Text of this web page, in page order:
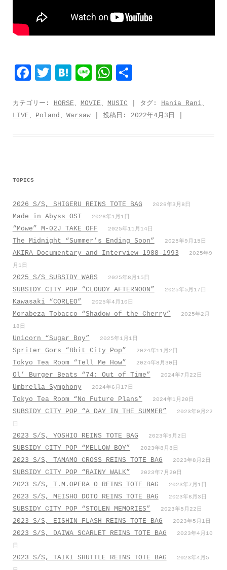
F
c
e
k
T
i
t
H
t
e
L
n
e
W
a
t
共
カテゴリー: HORSE、 MOVIE、 MUSIC | タグ: Hania Rani、
LIVE、 Poland 、 Warsaw| 投稿日: 2022年4月3日
TOPICS
2026 S/S, SHIGERU REINS TOTE BAG 2026年3月8日
Made in Abyss OST 2026年1月1日
“Möwe” M-02J TAKE OFF 2025年11月14日
The Midnight “Summer’s Ending Soon” 2025年9月15日
AKIRA Documentary and Interview 1988-1993
2025年9
月1日
2025 S/S SUBSIDY WARS 2025年8月15日
SUBSIDY CITY POP “CLOUDY AFTERNOON” 2025年5月17日
Kawasaki “CORLEO” 2025年4月10日
Morabeza Tobacco “Shadow of the Cherry”
2025年2月
18日
Unicorn “Sugar Boy” 2025年1月1日
Spriter Gors “8bit City Pop” 2024年11月2日
Tokyo Tea Room “Tell Me How” 2024年8月30日
Ol’ Burger Beats “74: Out of Time” 2024年7月22日
Umbrella Symphony 2024年6月17日
Tokyo Tea Room “No Future Plans” 2024年1月20日
SUBSIDY CITY POP “A DAY IN THE SUMMER”
2023年9月22
日
2023 S/S, YOSHIO REINS TOTE BAG 2023年9月2日
SUBSIDY CITY POP “MELLOW BOY” 2023年8月8日
2023 S/S, TAMAMO CROSS REINS TOTE BAG 2023年8月2日
SUBSIDY CITY POP “RAINY WALK” 2023年7月20日
2023 S/S, T.M.OPERA O REINS TOTE BAG 2023年7月1日
2023 S/S, MEISHO DOTO REINS TOTE BAG 2023年6月3日
SUBSIDY CITY POP “STOLEN MEMORIES” 2023年5月22日
2023 S/S, EISHIN FLASH REINS TOTE BAG 2023年5月1日
2023 S/S, DAIWA SCARLET REINS TOTE BAG
2023年4月10
日
2023 S/S, TAIKI SHUTTLE REINS TOTE BAG
2023年4月5